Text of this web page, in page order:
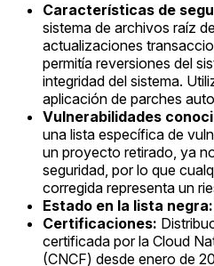
Características de
sistema de archivos raíz
actualizaciones
permitía reversiones del
integridad del sistema.
aplicación de parches
Vulnerabilidades
una lista específica de
un proyecto retirado, ya
seguridad, por lo que
corregida representa un
Estado en la lista negra:
Certificaciones:
certificada por la Cloud
(CNCF) desde enero de